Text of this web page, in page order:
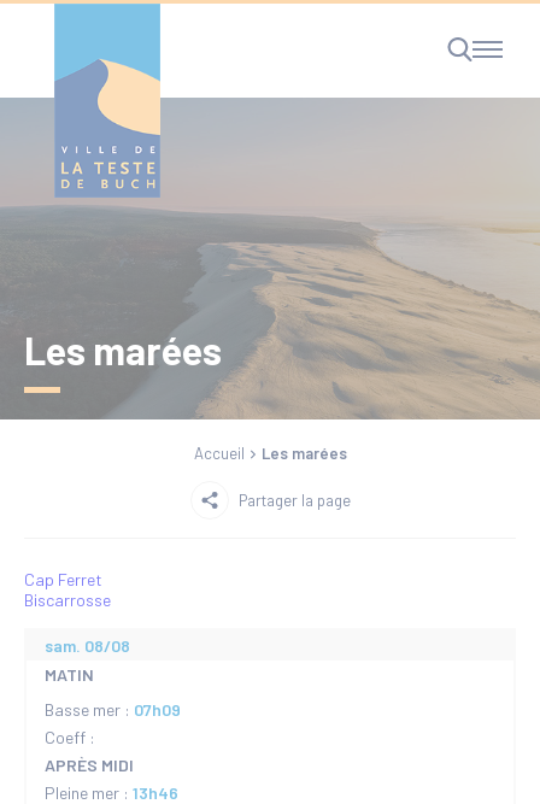
RECHERCHE
Les marées
Accueil Les marées
Partager la page
Cap Ferret
Biscarrosse
sam. 08/08
MATIN
Basse mer : 07h09
Coeff :
APRÈS MIDI
Pleine mer : 13h46
Cookies management panel